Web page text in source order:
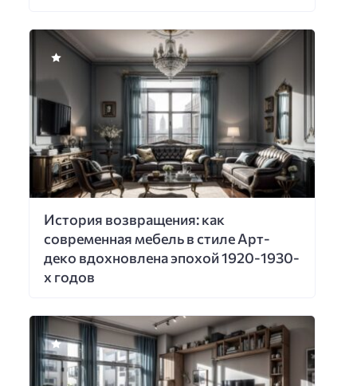
История возвращения: как
современная мебель в стиле Арт-
деко вдохновлена эпохой 1920-1930-
х годов